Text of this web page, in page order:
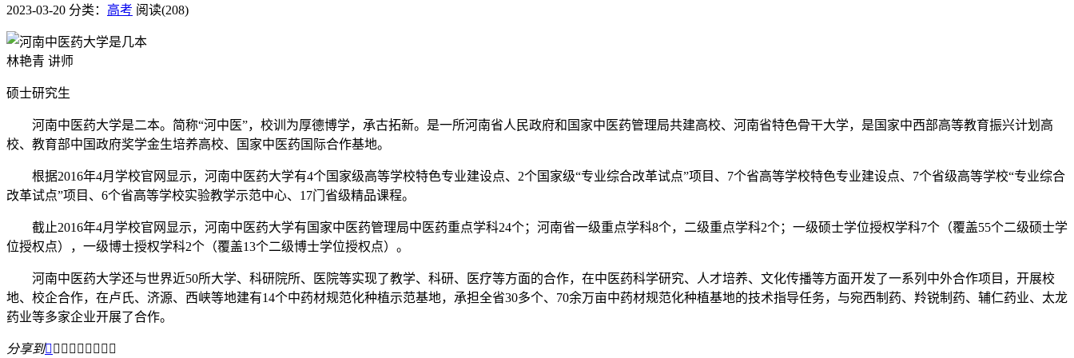
2023-03-20 分类： 高考 阅读(208)
林艳青 讲师
硕士研究生
河南中医药大学是二本。简称“河中医”，校训为厚德博学，承古拓新。是一所河南省人民政府和国家中医药管理局共建高校、河南省特色骨干大学，是国家中西部高等教育振兴计划高
校、教育部中国政府奖学金生培养高校、国家中医药国际合作基地。
根据2016年4月学校官网显示，河南中医药大学有4个国家级高等学校特色专业建设点、2个国家级“专业综合改革试点”项目、7个省高等学校特色专业建设点、7个省级高等学校“专业综合
改革试点”项目、6个省高等学校实验教学示范中心、17门省级精品课程。
截止2016年4月学校官网显示，河南中医药大学有国家中医药管理局中医药重点学科24个；河南省一级重点学科8个，二级重点学科2个；一级硕士学位授权学科7个（覆盖55个二级硕士学
位授权点），一级博士授权学科2个（覆盖13个二级博士学位授权点）。
河南中医药大学还与世界近50所大学、科研院所、医院等实现了教学、科研、医疗等方面的合作，在中医药科学研究、人才培养、文化传播等方面开发了一系列中外合作项目，开展校
地、校企合作，在卢氏、济源、西峡等地建有14个中药材规范化种植示范基地，承担全省30多个、70余万亩中药材规范化种植基地的技术指导任务，与宛西制药、羚锐制药、辅仁药业、太龙
药业等多家企业开展了合作。
分享到        